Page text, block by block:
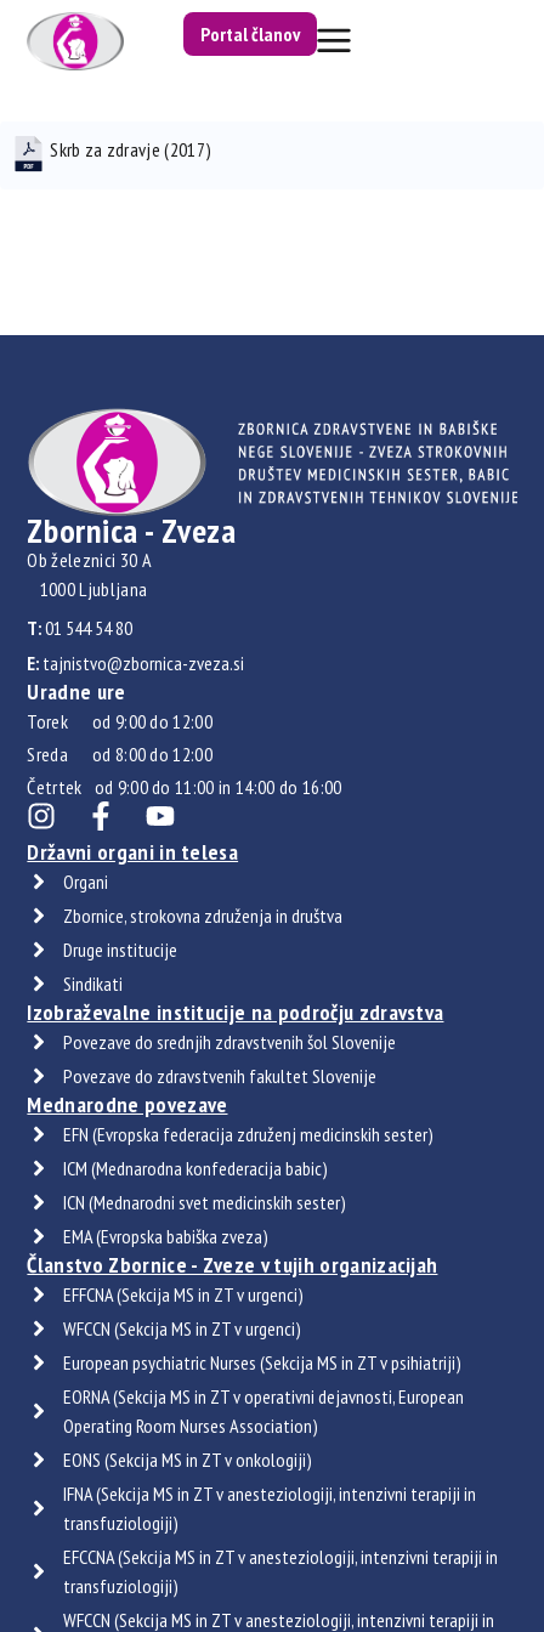
Portal članov
Skrb za zdravje (2017)
Zbornica - Zveza
Ob železnici 30 A
1000 Ljubljana
T:01 544 54 80
E: tajnistvo@zbornica-zveza.si
Uradne ure
Torek od 9:00 do 12:00
Sreda od 8:00 do 12:00
Četrtek od 9:00 do 11:00 in 14:00 do 16:00
Državni organi in telesa
Organi
Zbornice, strokovna združenja in društva
Druge institucije
Sindikati
Izobraževalne institucije na področju zdravstva
Povezave do srednjih zdravstvenih šol Slovenije
Povezave do zdravstvenih fakultet Slovenije
Mednarodne povezave
EFN (Evropska federacija združenj medicinskih sester)
ICM (Mednarodna konfederacija babic)
ICN (Mednarodni svet medicinskih sester)
EMA (Evropska babiška zveza)
Članstvo Zbornice - Zveze v tujih organizacijah
EFFCNA (Sekcija MS in ZT v urgenci)
WFCCN (Sekcija MS in ZT v urgenci)
European psychiatric Nurses (Sekcija MS in ZT v psihiatriji)
EORNA (Sekcija MS in ZT v operativni dejavnosti, European
Operating Room Nurses Association)
EONS (Sekcija MS in ZT v onkologiji)
IFNA (Sekcija MS in ZT v anesteziologiji, intenzivni terapiji in
transfuziologiji)
EFCCNA (Sekcija MS in ZT v anesteziologiji, intenzivni terapiji in
transfuziologiji)
WFCCN (Sekcija MS in ZT v anesteziologiji, intenzivni terapiji in